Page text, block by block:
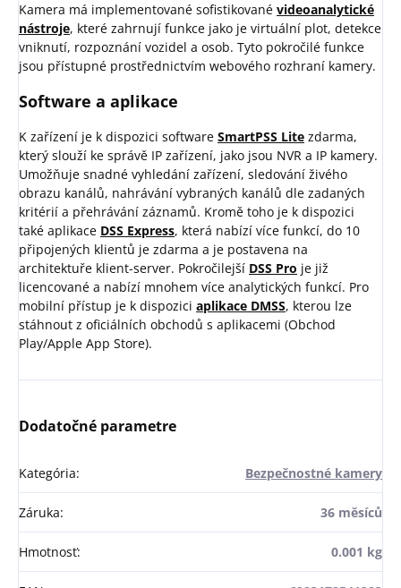
Kamera má implementované sofistikované videoanalytické
nástroje, které zahrnují funkce jako je virtuální plot, detekce
vniknutí, rozpoznání vozidel a osob. Tyto pokročilé funkce
jsou přístupné prostřednictvím webového rozhraní kamery.
Software a aplikace
K zařízení je k dispozici software SmartPSS Lite zdarma,
který slouží ke správě IP zařízení, jako jsou NVR a IP kamery.
Umožňuje snadné vyhledání zařízení, sledování živého
obrazu kanálů, nahrávání vybraných kanálů dle zadaných
kritérií a přehrávání záznamů. Kromě toho je k dispozici
také aplikace DSS Express, která nabízí více funkcí, do 10
připojených klientů je zdarma a je postavena na
architektuře klient-server. Pokročilejší DSS Pro je již
licencované a nabízí mnohem více analytických funkcí. Pro
mobilní přístup je k dispozici aplikace DMSS, kterou lze
stáhnout z oficiálních obchodů s aplikacemi (Obchod
Play/Apple App Store).
Dodatočné parametre
Kategória: Bezpečnostné kamery
Záruka: 36 měsíců
Hmotnosť: 0.001 kg